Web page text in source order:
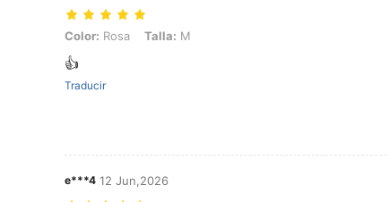
Color: Rosa, Talla: M
Color: Rosa Talla: M
👍
Traducir
e***4 12 Jun,2026